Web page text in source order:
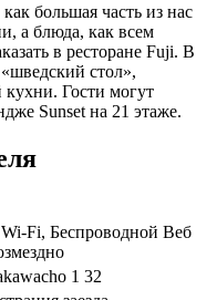
большая часть из нас
а блюда, как всем
в ресторане Fuji. В
стол»,
Гости могут
Sunset на 21 этаже.
Fi, Беспроводной Веб
1 32